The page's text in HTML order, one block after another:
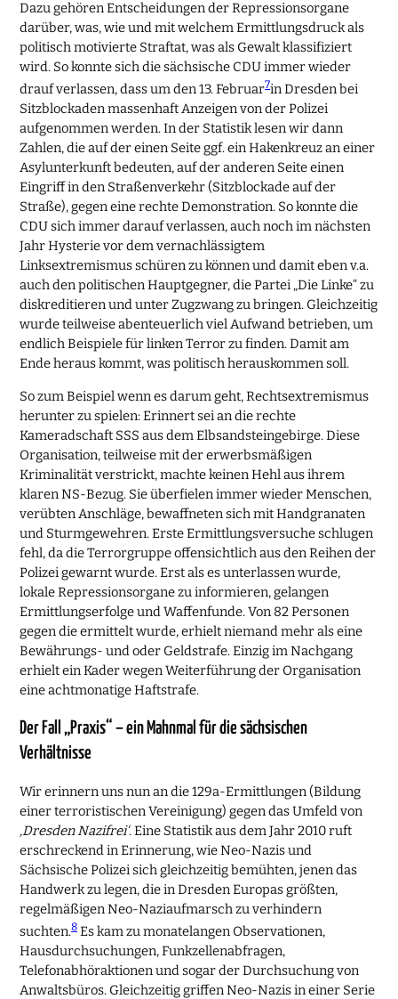
Dazu gehören Entscheidungen der Repressionsorgane
darüber, was, wie und mit welchem Ermittlungsdruck als
politisch motivierte Straftat, was als Gewalt klassifiziert
wird. So konnte sich die sächsische CDU immer wieder
drauf verlassen, dass um den 13. Februar7in Dresden bei
Sitzblockaden massenhaft Anzeigen von der Polizei
aufgenommen werden. In der Statistik lesen wir dann
Zahlen, die auf der einen Seite ggf. ein Hakenkreuz an einer
Asylunterkunft bedeuten, auf der anderen Seite einen
Eingriff in den Straßenverkehr (Sitzblockade auf der
Straße), gegen eine rechte Demonstration. So konnte die
CDU sich immer darauf verlassen, auch noch im nächsten
Jahr Hysterie vor dem vernachlässigtem
Linksextremismus schüren zu können und damit eben v.a.
auch den politischen Hauptgegner, die Partei „Die Linke“ zu
diskreditieren und unter Zugzwang zu bringen. Gleichzeitig
wurde teilweise abenteuerlich viel Aufwand betrieben, um
endlich Beispiele für linken Terror zu finden. Damit am
Ende heraus kommt, was politisch herauskommen soll.
So zum Beispiel wenn es darum geht, Rechtsextremismus
herunter zu spielen: Erinnert sei an die rechte
Kameradschaft SSS aus dem Elbsandsteingebirge. Diese
Organisation, teilweise mit der erwerbsmäßigen
Kriminalität verstrickt, machte keinen Hehl aus ihrem
klaren NS-Bezug. Sie überfielen immer wieder Menschen,
verübten Anschläge, bewaffneten sich mit Handgranaten
und Sturmgewehren. Erste Ermittlungsversuche schlugen
fehl, da die Terrorgruppe offensichtlich aus den Reihen der
Polizei gewarnt wurde. Erst als es unterlassen wurde,
lokale Repressionsorgane zu informieren, gelangen
Ermittlungserfolge und Waffenfunde. Von 82 Personen
gegen die ermittelt wurde, erhielt niemand mehr als eine
Bewährungs- und oder Geldstrafe. Einzig im Nachgang
erhielt ein Kader wegen Weiterführung der Organisation
eine achtmonatige Haftstrafe.
Der Fall „Praxis“ – ein Mahnmal für die sächsischen
Verhältnisse
Wir erinnern uns nun an die 129a-Ermittlungen (Bildung
einer terroristischen Vereinigung) gegen das Umfeld von
‚Dresden Nazifrei‘. Eine Statistik aus dem Jahr 2010 ruft
erschreckend in Erinnerung, wie Neo-Nazis und
Sächsische Polizei sich gleichzeitig bemühten, jenen das
Handwerk zu legen, die in Dresden Europas größten,
regelmäßigen Neo-Naziaufmarsch zu verhindern
suchten.8 Es kam zu monatelangen Observationen,
Hausdurchsuchungen, Funkzellenabfragen,
Telefonabhöraktionen und sogar der Durchsuchung von
Anwaltsbüros. Gleichzeitig griffen Neo-Nazis in einer Serie